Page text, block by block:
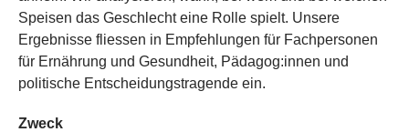
Speisen das Geschlecht eine Rolle spielt. Unsere
Ergebnisse fliessen in Empfehlungen für Fachpersonen
für Ernährung und Gesundheit, Pädagog:innen und
politische Entscheidungstragende ein.
Zweck